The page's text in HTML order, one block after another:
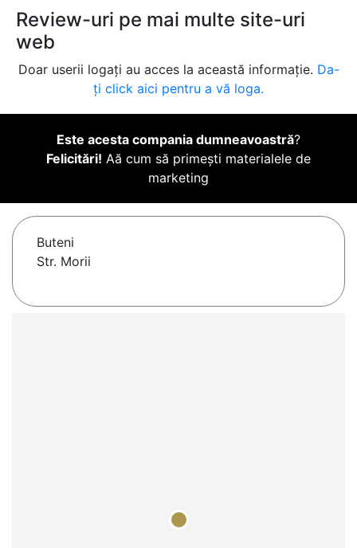
Review-uri pe mai multe site-uri
web
Doar userii logați au acces la această informație. Da-
ți click aici pentru a vă loga.
Este acesta compania dumneavoastră?
Felicitări! Aă cum să primești materialele de
marketing
Buteni
Str. Morii